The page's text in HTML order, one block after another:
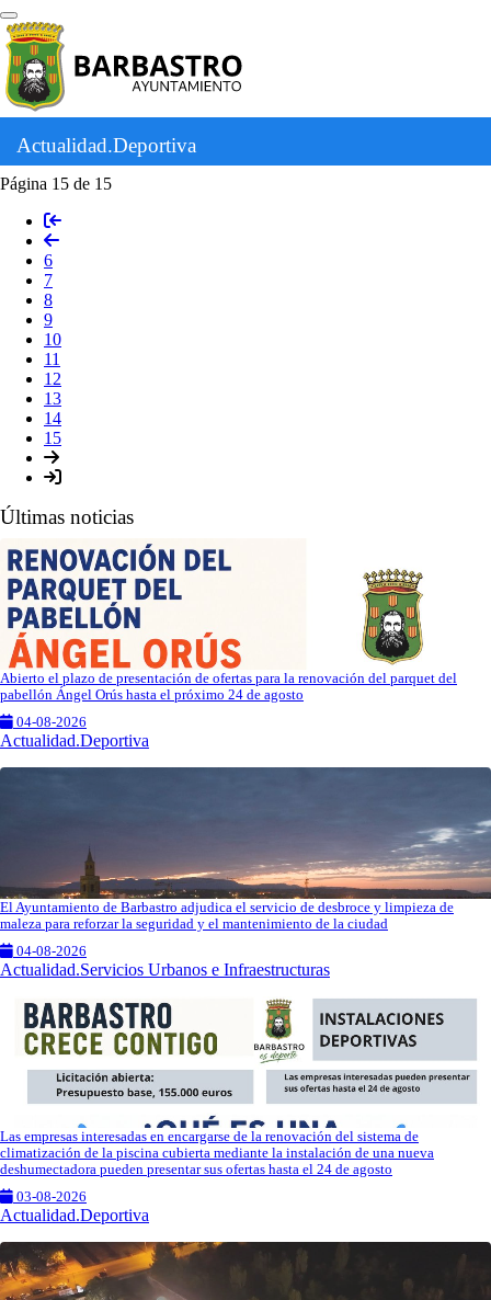
Actualidad.Deportiva
Página 15 de 15
6
7
8
9
10
11
12
13
14
15
Últimas noticias
Abierto el plazo de presentación de ofertas para la renovación del parquet del
pabellón Ángel Orús hasta el próximo 24 de agosto
04-08-2026
Actualidad.Deportiva
El Ayuntamiento de Barbastro adjudica el servicio de desbroce y limpieza de
maleza para reforzar la seguridad y el mantenimiento de la ciudad
04-08-2026
Actualidad.Servicios Urbanos e Infraestructuras
Las empresas interesadas en encargarse de la renovación del sistema de
climatización de la piscina cubierta mediante la instalación de una nueva
deshumectadora pueden presentar sus ofertas hasta el 24 de agosto
03-08-2026
Actualidad.Deportiva